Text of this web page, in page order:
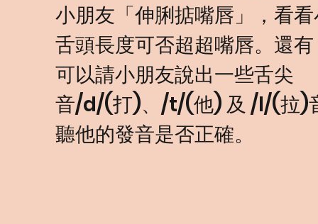
小朋友「伸脷掂嘴唇」，看
舌頭長度可否超超嘴唇。還
可以請小朋友說出一些舌尖
音/d/(打)、/t/(他) 及 /l/(拉)
聽他的發音是否正確。